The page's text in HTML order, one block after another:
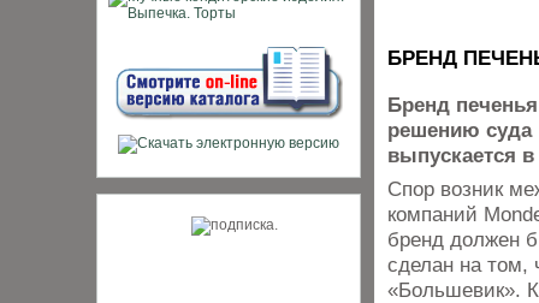
БРЕНД
Бренд
решению суда
выпускается
Спор возник
компаний
бренд должен
сделан на том,
«Большевик».